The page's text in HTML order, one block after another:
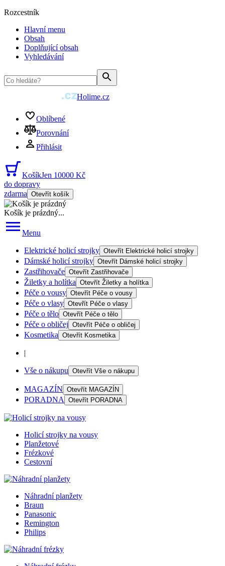
Rozcestník
Hlavní menu
Obsah
Doplňující obsah
Vyhledávání
Holime.cz
Oblíbené
Porovnání
Přihlásit
KošíkJen 10000 Kč
do dopravy
zdarma Otevřít košík
Košík je prázdný...
Menu
Elektrické holicí strojky Otevřít Elektrické holicí strojky
Dámské holicí strojky Otevřít Dámské holicí strojky
Zastřihovače Otevřít Zastřihovače
Žiletky a holítka Otevřít Žiletky a holítka
Péče o vousy Otevřít Péče o vousy
Péče o vlasy Otevřít Péče o vlasy
Péče o tělo Otevřít Péče o tělo
Péče o obličej Otevřít Péče o obličej
Kosmetika Otevřít Kosmetika
|
Vše o nákupu Otevřít Vše o nákupu
MAGAZÍN Otevřít MAGAZÍN
PORADNA Otevřít PORADNA
Holicí strojky na vousy
Planžetové
Frézkové
Cestovní
Náhradní planžety
Braun
Panasonic
Remington
Philips